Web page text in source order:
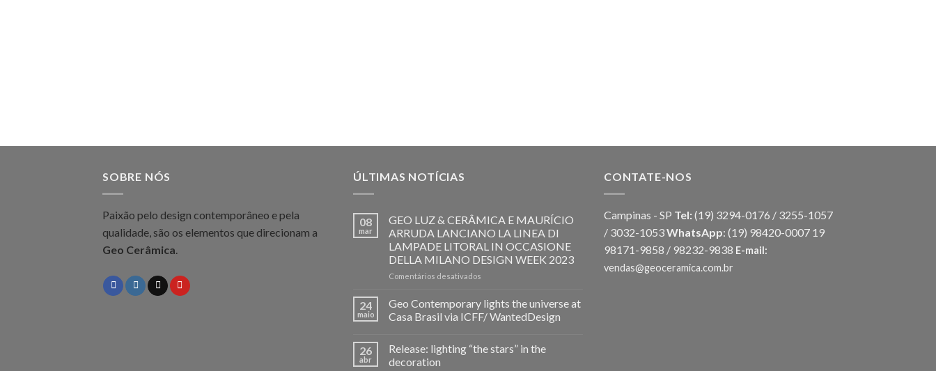
SOBRE NÓS
Paixão pelo design contemporâneo e pela
qualidade, são os elementos que direcionam a
Geo Cerâmica
ÚLTIMAS NOTÍCIAS
08
mar
GEO LUZ & CERÂMICA E MAURÍCIO
ARRUDA LANCIANO LA LINEA DI
LAMPADE LITORAL IN OCCASIONE
DELLA MILANO DESIGN WEEK 2023
Comentários desativados
LUZ
&
CERÂMICA
MAURÍCIO
24
maio
Geo Contemporary lights the universe at
Casa Brasil via ICFF/ WantedDesign
26
abr
Release: lighting “the stars” in the
decoration
CONTATE-NOS
Campinas - SP Tel: (19) 3294-0176 / 3255-1057
/ 3032-1053WhatsApp: (19) 98420-0007 19
98171-9858 / 98232-9838 E-mail:
vendas@geoceramica.com.br